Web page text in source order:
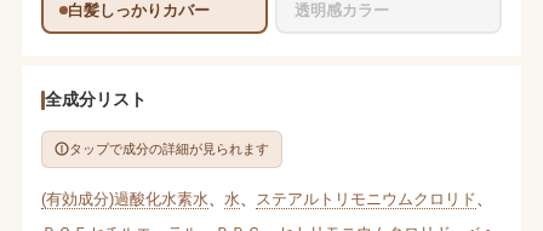
白髪しっかりカバー 透明感カラー
全成分リスト
タップで成分の詳細が見られます
(有効成分)過酸化水素水 水 ステアルトリモニウムクロリド